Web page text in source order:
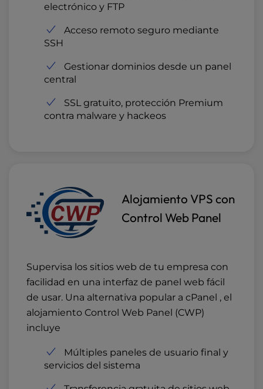
electrónico y FTP
Acceso remoto seguro mediante
SSH
Gestionar dominios desde un panel
central
SSL gratuito, protección Premium
contra malware y hackeos
Alojamiento VPS con
Control Web Panel
Supervisa los sitios web de tu empresa con
facilidad en una interfaz de panel web fácil
de usar. Una alternativa popular a cPanel , el
alojamiento Control Web Panel (CWP)
incluye
Múltiples paneles de usuario final y
servicios del sistema